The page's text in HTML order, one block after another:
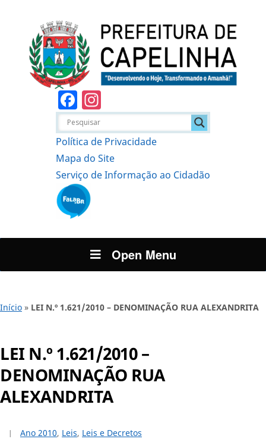
Facebook
Política de Privacidade
Mapa do Site
Serviço de Informação ao Cidadão
Open Menu
Início » LEI N.º 1.621/2010 – DENOMINAÇÃO RUA ALEXANDRITA
LEI N.º 1.621/2010 –
DENOMINAÇÃO RUA
ALEXANDRITA
Ano 2010, Leis, Leis e Decretos